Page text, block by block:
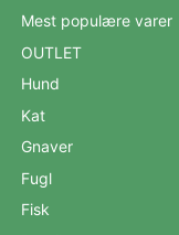
Mest populære varer
OUTLET
Hund
Kat
Gnaver
Fugl
Fisk